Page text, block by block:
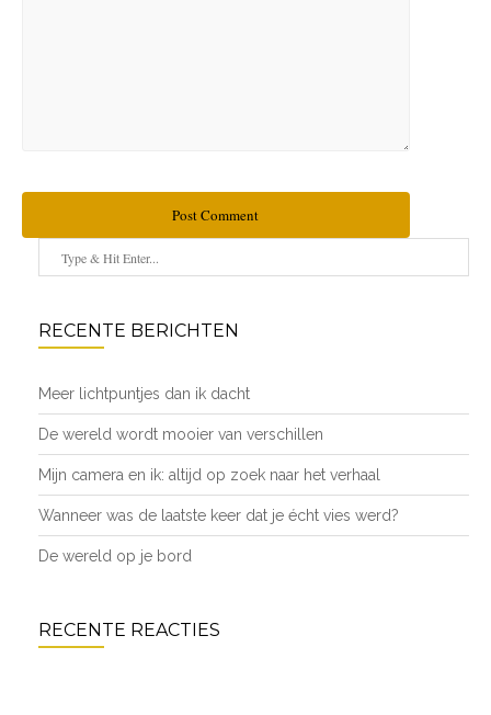
Post Comment
RECENTE BERICHTEN
Meer lichtpuntjes dan ik dacht
De wereld wordt mooier van verschillen
Mijn camera en ik: altijd op zoek naar het verhaal
Wanneer was de laatste keer dat je écht vies werd?
De wereld op je bord
RECENTE REACTIES